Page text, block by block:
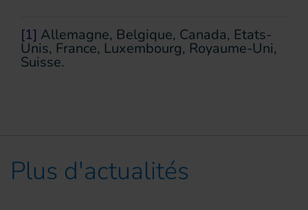
[1] Allemagne, Belgique, Canada, Etats-
Unis, France, Luxembourg, Royaume-Uni,
Suisse.
Plus d'actualités